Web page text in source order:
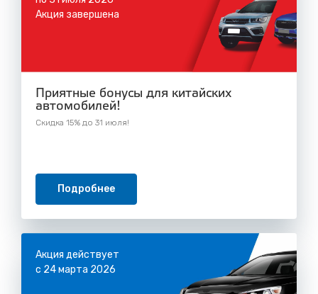
Акция завершена
Приятные бонусы для китайских
автомобилей!
Скидка 15% до 31 июля!
Подробнее
Акция действует
с 24 марта 2026